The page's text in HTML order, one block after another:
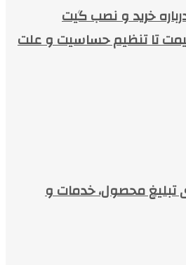
خرید و نصب گیت
تا تنظیم حساسیت و علت
تبلیغ محصول، خدمات و